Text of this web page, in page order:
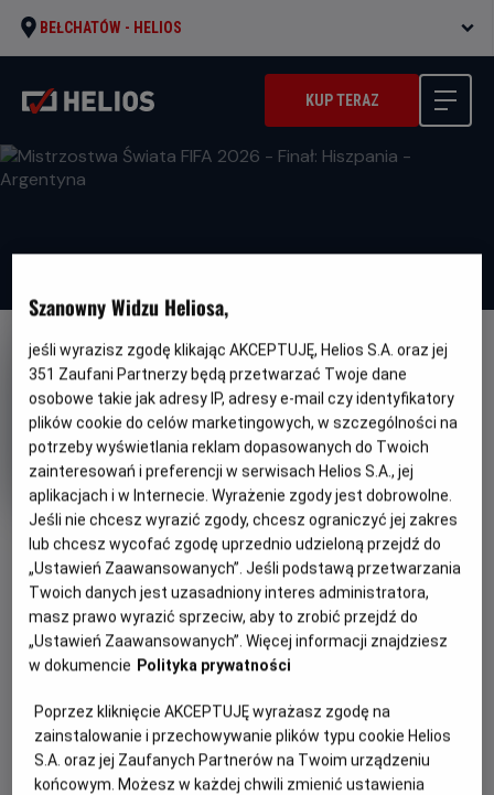
BEŁCHATÓW - HELIOS
KUP TERAZ
OBSERWUJ
Mistrzostwa Świata FIFA 2026 -
Finał: Hiszpania - Argentyna
Oryginalny
tytuł
Mistrzostwa Świata FIFA 2026 - Finał
Sportowy
Czas
trwania
240 min
OPIS WYDARZENIA
Czas na najważniejszy mecz turnieju, który z
vs Ameryka. Hiszpania kontra Argentyna.
Która reprezentacja sięgnie po najcenniejsze trofeum
okaże się już w najbliższą niedzielę.
Szanowny Widzu Heliosa,
jeśli wyrazisz zgodę klikając AKCEPTUJĘ, Helios S.A. oraz jej
351 Zaufani Partnerzy będą przetwarzać Twoje dane
osobowe takie jak adresy IP, adresy e-mail czy identyfikatory
plików cookie do celów marketingowych, w szczególności na
potrzeby wyświetlania reklam dopasowanych do Twoich
zainteresowań i preferencji w serwisach Helios S.A., jej
aplikacjach i w Internecie. Wyrażenie zgody jest dobrowolne.
Jeśli nie chcesz wyrazić zgody, chcesz ograniczyć jej zakres
lub chcesz wycofać zgodę uprzednio udzieloną przejdź do
„Ustawień Zaawansowanych”. Jeśli podstawą przetwarzania
Twoich danych jest uzasadniony interes administratora,
masz prawo wyrazić sprzeciw, aby to zrobić przejdź do
„Ustawień Zaawansowanych”. Więcej informacji znajdziesz
w dokumencie Polityka prywatności
Poprzez kliknięcie AKCEPTUJĘ wyrażasz zgodę na
zainstalowanie i przechowywanie plików typu cookie Helios
S.A. oraz jej Zaufanych Partnerów na Twoim urządzeniu
końcowym. Możesz w każdej chwili zmienić ustawienia